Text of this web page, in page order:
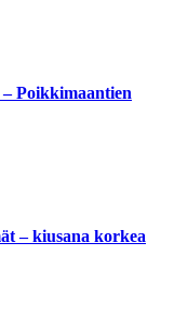
Poikkimaantien
– kiusana korkea